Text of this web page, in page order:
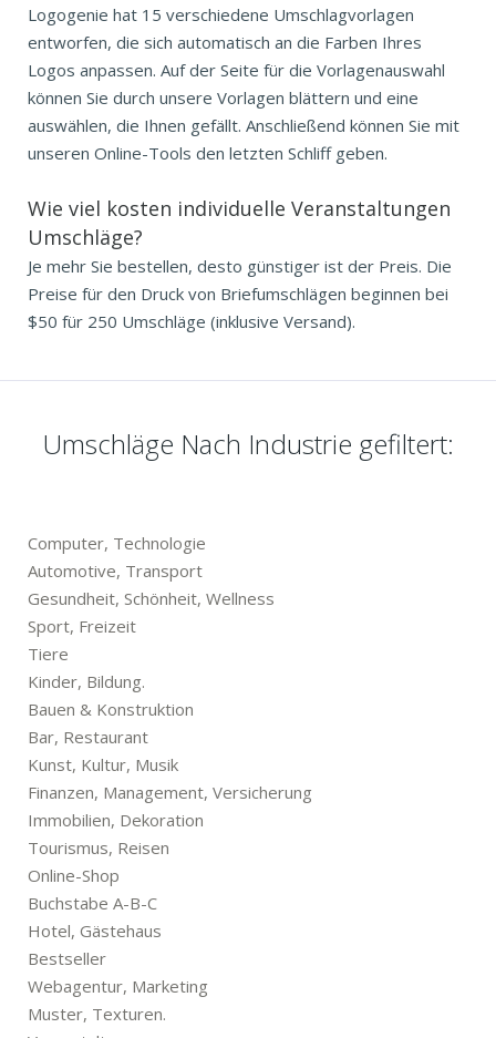
Logogenie hat 15 verschiedene Umschlagvorlagen
entworfen, die sich automatisch an die Farben Ihres
Logos anpassen. Auf der Seite für die Vorlagenauswahl
können Sie durch unsere Vorlagen blättern und eine
auswählen, die Ihnen gefällt. Anschließend können Sie mit
unseren Online-Tools den letzten Schliff geben.
Wie viel kosten individuelle Veranstaltungen
Umschläge?
Je mehr Sie bestellen, desto günstiger ist der Preis. Die
Preise für den Druck von Briefumschlägen beginnen bei
$50 für 250 Umschläge (inklusive Versand).
Umschläge Nach Industrie gefiltert:
Computer, Technologie
Automotive, Transport
Gesundheit, Schönheit, Wellness
Sport, Freizeit
Tiere
Kinder, Bildung.
Bauen & Konstruktion
Bar, Restaurant
Kunst, Kultur, Musik
Finanzen, Management, Versicherung
Immobilien, Dekoration
Tourismus, Reisen
Online-Shop
Buchstabe A-B-C
Hotel, Gästehaus
Bestseller
Webagentur, Marketing
Muster, Texturen.